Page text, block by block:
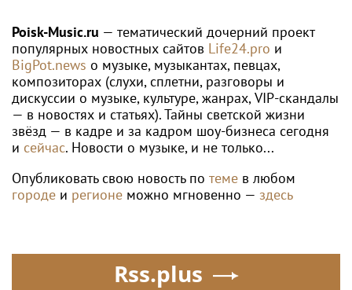
расчистки просек
Poisk-Music.ru — тематический дочерний проект
популярных новостных сайтов Life24.pro и
BigPot.news о музыке, музыкантах, певцах,
композиторах (слухи, сплетни, разговоры и
дискуссии о музыке, культуре, жанрах, VIP-скандалы
— в новостях и статьях). Тайны светской жизни
звёзд — в кадре и за кадром шоу-бизнеса сегодня
и сейчас. Новости о музыке, и не только...
Опубликовать свою новость по теме в любом
городе и регионе можно мгновенно — здесь
Rss.plus